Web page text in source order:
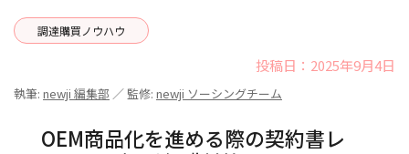
調達購買ノウハウ
投稿日：2025年9月4日
執筆: newji 編集部 ／ 監修: newji ソーシングチーム
OEM商品化を進める際の契約書レ